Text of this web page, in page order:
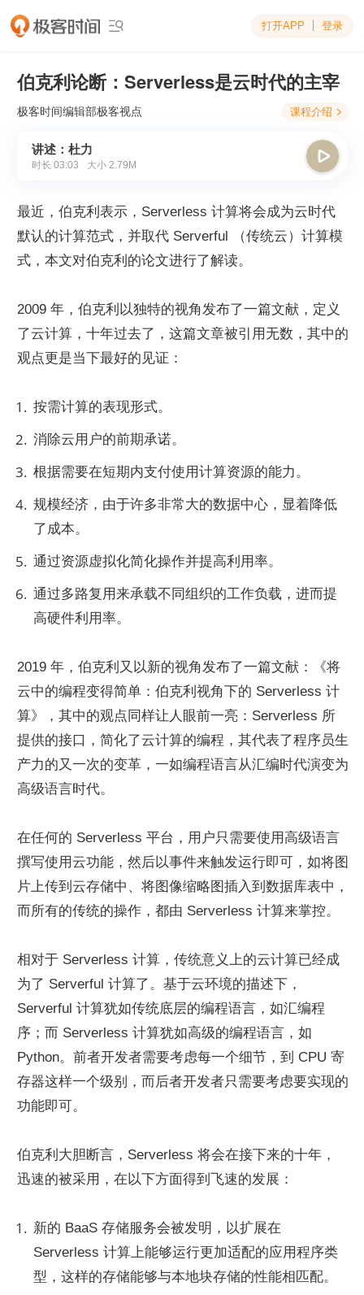
 打开APP 登录
伯克利论断：Serverless是云时代的主宰
极客时间编辑部极客视点 课程介绍 
讲述：杜力
时长 03:03 大小 2.79M

最近，伯克利表示，Serverless 计算将会成为云时代
默认的计算范式，并取代 Serverful （传统云）计算模
式，本文对伯克利的论文进行了解读。
2009 年，伯克利以独特的视角发布了一篇文献，定义
了云计算，十年过去了，这篇文章被引用无数，其中的
观点更是当下最好的见证：
按需计算的表现形式。
消除云用户的前期承诺。
根据需要在短期内支付使用计算资源的能力。
规模经济，由于许多非常大的数据中心，显着降低
了成本。
通过资源虚拟化简化操作并提高利用率。
通过多路复用来承载不同组织的工作负载，进而提
高硬件利用率。
2019 年，伯克利又以新的视角发布了一篇文献：《将
云中的编程变得简单：伯克利视角下的 Serverless 计
算》，其中的观点同样让人眼前一亮：Serverless 所
提供的接口，简化了云计算的编程，其代表了程序员生
产力的又一次的变革，一如编程语言从汇编时代演变为
高级语言时代。
在任何的 Serverless 平台，用户只需要使用高级语言
撰写使用云功能，然后以事件来触发运行即可，如将图
片上传到云存储中、将图像缩略图插入到数据库表中，
而所有的传统的操作，都由 Serverless 计算来掌控。
相对于 Serverless 计算，传统意义上的云计算已经成
为了 Serverful 计算了。基于云环境的描述下，
Serverful 计算犹如传统底层的编程语言，如汇编程
序；而 Serverless 计算犹如高级的编程语言，如
Python。前者开发者需要考虑每一个细节，到 CPU 寄
存器这样一个级别，而后者开发者只需要考虑要实现的
功能即可。
伯克利大胆断言，Serverless 将会在接下来的十年，
迅速的被采用，在以下方面得到飞速的发展：
新的 BaaS 存储服务会被发明，以扩展在
Serverless 计算上能够运行更加适配的应用程序类
型，这样的存储能够与本地块存储的性能相匹配。